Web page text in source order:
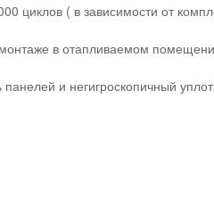
циклов ( в зависимости от
в отапливаемом
и негигроскопичный